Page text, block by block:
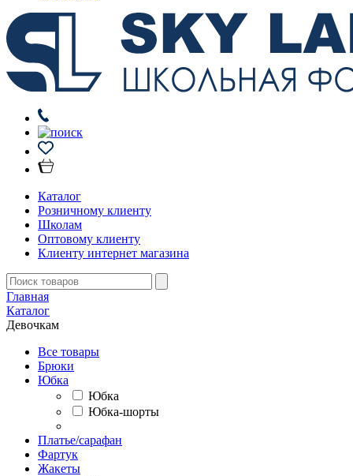
Каталог
Розничному клиенту
Школам
Оптовому клиенту
Клиенту интернет магазина
Главная
Каталог
Девочкам
Все товары
Брюки
Юбка
Юбка
Юбка-шорты
Платье/сарафан
Фартук
Жакеты